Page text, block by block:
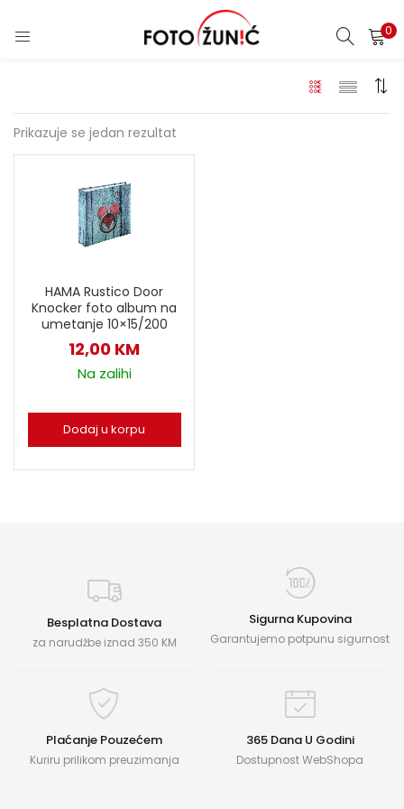
0
Prikazuje se jedan rezultat
HAMA Rustico Door
Knocker foto album na
umetanje 10×15/200
12,00 KM
Na zalihi
Dodaj u korpu
Besplatna Dostava
za narudžbe iznad 350 KM
Sigurna Kupovina
Garantujemo potpunu sigurnost
Plaćanje Pouzećem
Kuriru prilikom preuzimanja
365 Dana U Godini
Dostupnost WebShopa